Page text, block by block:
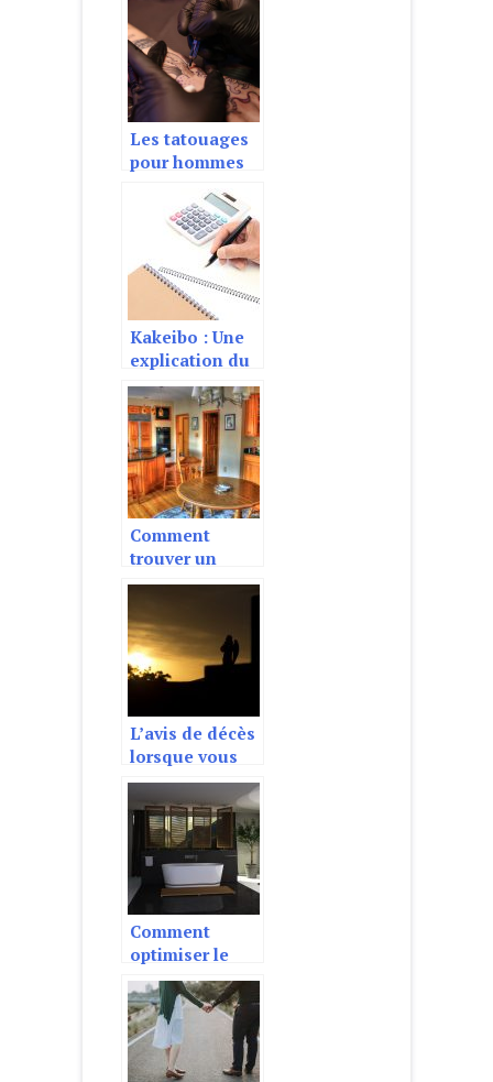
Les tatouages
pour hommes
Kakeibo : Une
explication du
systeme
budgetaire
japonais
Comment
trouver un
menuisier pour
d’une cuisine
sur mesure?
L’avis de décès
lorsque vous
perdez un
proche
Comment
optimiser le
bien-être dans
sa salle de bain
?